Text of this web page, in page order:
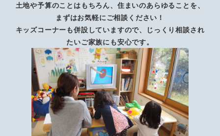
土地や予算のことはもちろん、住まいのあらゆることを、
まずはお気軽にご相談ください！
キッズコーナーも併設していますので、じっくり相談され
たいご家族にも安心です。